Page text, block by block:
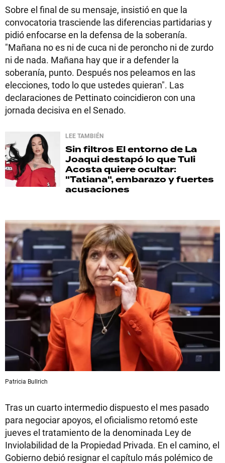
Sobre el final de su mensaje, insistió en que la
convocatoria trasciende las diferencias partidarias y
pidió enfocarse en la defensa de la soberanía.
"Mañana no es ni de cuca ni de peroncho ni de zurdo
ni de nada. Mañana hay que ir a defender la
soberanía, punto. Después nos peleamos en las
elecciones, todo lo que ustedes quieran". Las
declaraciones de Pettinato coincidieron con una
jornada decisiva en el Senado.
LEE TAMBIÉN
Sin filtros El entorno de La
Joaqui destapó lo que Tuli
Acosta quiere ocultar:
"Tatiana", embarazo y fuertes
acusaciones
Patricia Bullrich
Tras un cuarto intermedio dispuesto el mes pasado
para negociar apoyos, el oficialismo retomó este
jueves el tratamiento de la denominada Ley de
Inviolabilidad de la Propiedad Privada. En el camino, el
Gobierno debió resignar el capítulo más polémico de